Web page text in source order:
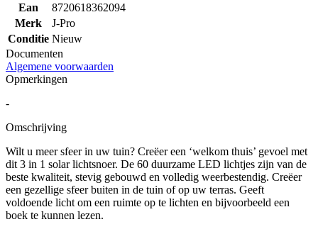
Ean
8720618362094
Merk
J-Pro
Conditie Nieuw
Documenten
Algemene voorwaarden
Opmerkingen
-
Omschrijving
Wilt u meer sfeer in uw tuin? Creëer een ‘welkom thuis’ gevoel met
dit 3 in 1 solar lichtsnoer. De 60 duurzame LED lichtjes zijn van de
beste kwaliteit, stevig gebouwd en volledig weerbestendig. Creëer
een gezellige sfeer buiten in de tuin of op uw terras. Geeft
voldoende licht om een ruimte op te lichten en bijvoorbeeld een
boek te kunnen lezen.